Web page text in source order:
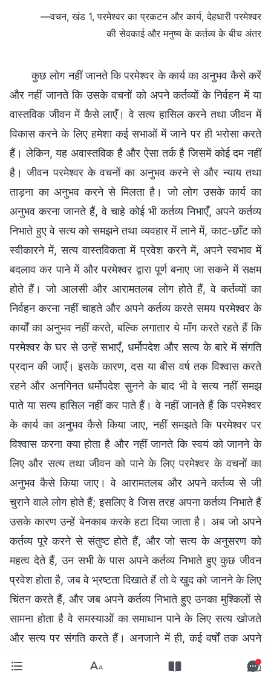
—वचन, खंड 1, परमेश्वर का प्रकटन और कार्य, देहधारी परमेश्वर
की सेवकाई और मनुष्य के कर्तव्य के बीच अंतर
कुछ लोग नहीं जानते कि परमेश्वर के कार्य का अनुभव कैसे करें
और नहीं जानते कि उसके वचनों को अपने कर्तव्यों के निर्वहन में या
वास्तविक जीवन में कैसे लाएँ। वे सत्य हासिल करने तथा जीवन में
विकास करने के लिए हमेशा कई सभाओं में जाने पर ही भरोसा करते
हैं। लेकिन, यह अवास्तविक है और ऐसा तर्क है जिसमें कोई दम नहीं
है। जीवन परमेश्वर के वचनों का अनुभव करने से और न्याय तथा
ताड़ना का अनुभव करने से मिलता है। जो लोग उसके कार्य का
अनुभव करना जानते हैं, वे चाहे कोई भी कर्तव्य निभाएँ, अपने कर्तव्य
निभाते हुए वे सत्य को समझने तथा व्यवहार में लाने में, काट-छाँट को
स्वीकारने में, सत्य वास्तविकता में प्रवेश करने में, अपने स्वभाव में
बदलाव कर पाने में और परमेश्वर द्वारा पूर्ण बनाए जा सकने में सक्षम
होते हैं। जो आलसी और आरामतलब लोग होते हैं, वे कर्तव्यों का
निर्वहन करना नहीं चाहते और अपने कर्तव्य करते समय परमेश्वर के
कार्यों का अनुभव नहीं करते, बल्कि लगातार ये माँग करते रहते हैं कि
परमेश्वर के घर से उन्हें सभाएँ, धर्मोपदेश और सत्य के बारे में संगति
प्रदान की जाएँ। इसके कारण, दस या बीस वर्ष तक विश्वास करते
रहने और अनगिनत धर्मोपदेश सुनने के बाद भी वे सत्य नहीं समझ
पाते या सत्य हासिल नहीं कर पाते हैं। वे नहीं जानते हैं कि परमेश्वर
के कार्य का अनुभव कैसे किया जाए, नहीं समझते कि परमेश्वर पर
विश्वास करना क्या होता है और नहीं जानते कि स्वयं को जानने के
लिए और सत्य तथा जीवन को पाने के लिए परमेश्वर के वचनों का
अनुभव कैसे किया जाए। वे आरामतलब और अपने कर्तव्य से जी
चुराने वाले लोग होते हैं; इसलिए वे जिस तरह अपना कर्तव्य निभाते हैं
उसके कारण उन्हें बेनकाब करके हटा दिया जाता है। अब जो अपने
कर्तव्य पूरे करने से संतुष्ट होते हैं, और जो सत्य के अनुसरण को
महत्व देते हैं, उन सभी के पास अपने कर्तव्य निभाते हुए कुछ जीवन
प्रवेश होता है, जब वे भ्रष्टता दिखाते हैं तो वे खुद को जानने के लिए
चिंतन करते हैं, और जब अपने कर्तव्य निभाते हुए उनका मुश्किलों से
सामना होता है वे समस्याओं का समाधान पाने के लिए सत्य खोजते
और सत्य पर संगति करते हैं। अनजाने में ही, कई वर्षों तक अपने
कर्तव्यों का निर्वहन करते हुए, वे स्पष्ट पुरस्कार भी पाते हैं, वे कुछ
अनुभवजन्य गवाही की बात कर सकते हैं, परमेश्वर के कार्य और